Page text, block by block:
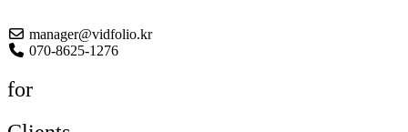
manager@vidfolio.kr
070-8625-1276
for